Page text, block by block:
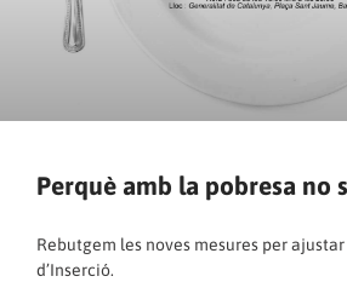
Perquè amb la pobresa no
Rebutgem les noves mesures per
d’Inserció.